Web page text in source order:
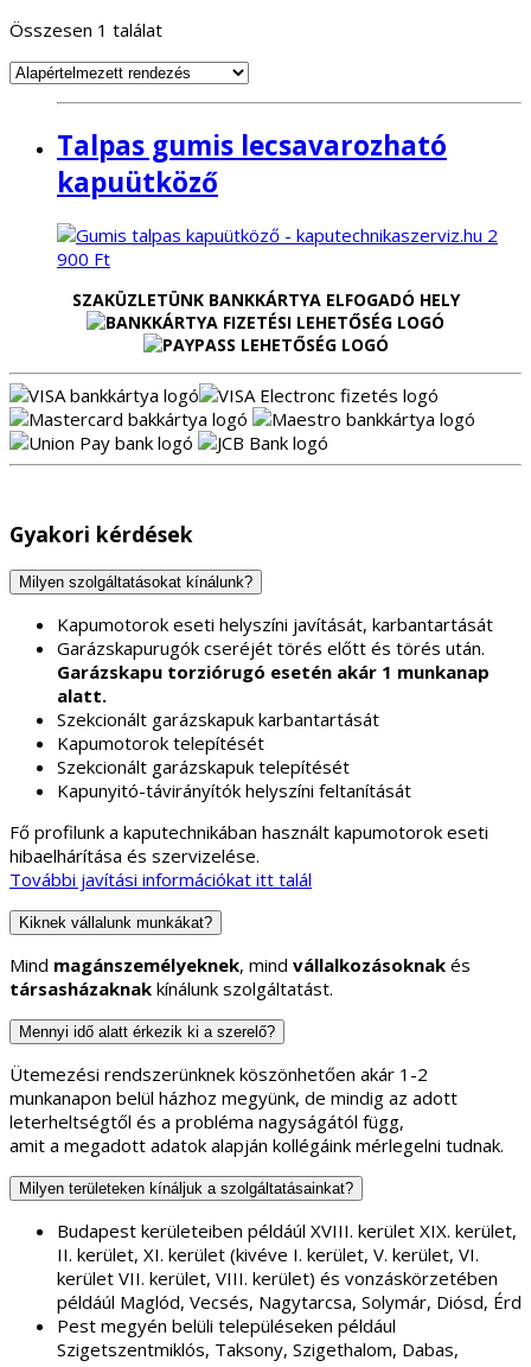
Összesen 1 találat
Talpas gumis lecsavarozható
kapuütköző
2
900 Ft
SZAKÜZLETÜNK BANKKÁRTYA ELFOGADÓ HELY
Gyakori kérdések
Milyen szolgáltatásokat kínálunk?
Kapumotorok eseti helyszíni javítását, karbantartását
Garázskapurugók cseréjét törés előtt és törés után.
Garázskapu torziórugó esetén akár 1 munkanap
alatt.
Szekcionált garázskapuk karbantartását
Kapumotorok telepítését
Szekcionált garázskapuk telepítését
Kapunyitó-távirányítók helyszíni feltanítását
Fő profilunk a kaputechnikában használt kapumotorok eseti
hibaelhárítása és szervizelése.
További javítási információkat itt talál
Kiknek vállalunk munkákat?
Mind magánszemélyeknek, mind vállalkozásoknak és
társasházaknak kínálunk szolgáltatást.
Mennyi idő alatt érkezik ki a szerelő?
Ütemezési rendszerünknek köszönhetően akár 1-2
munkanapon belül házhoz megyünk, de mindig az adott
leterheltségtől és a probléma nagyságától függ,
amit a megadott adatok alapján kollégáink mérlegelni tudnak.
Milyen területeken kínáljuk a szolgáltatásainkat?
Budapest kerületeiben példáúl XVIII. kerület XIX. kerület,
II. kerület, XI. kerület (kivéve I. kerület, V. kerület, VI.
kerület VII. kerület, VIII. kerület) és vonzáskörzetében
példáúl Maglód, Vecsés, Nagytarcsa, Solymár, Diósd, Érd
Pest megyén belüli településeken például
Szigetszentmiklós, Taksony, Szigethalom, Dabas,